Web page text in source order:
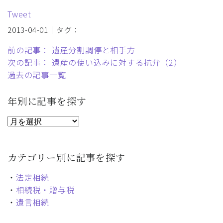
Tweet
2013-04-01｜タグ：
前の記事： 遺産分割調停と相手方
次の記事： 遺産の使い込みに対する抗弁（2）
過去の記事一覧
年別に記事を探す
カテゴリー別に記事を探す
・ 法定相続
・ 相続税・贈与税
・ 遺言相続